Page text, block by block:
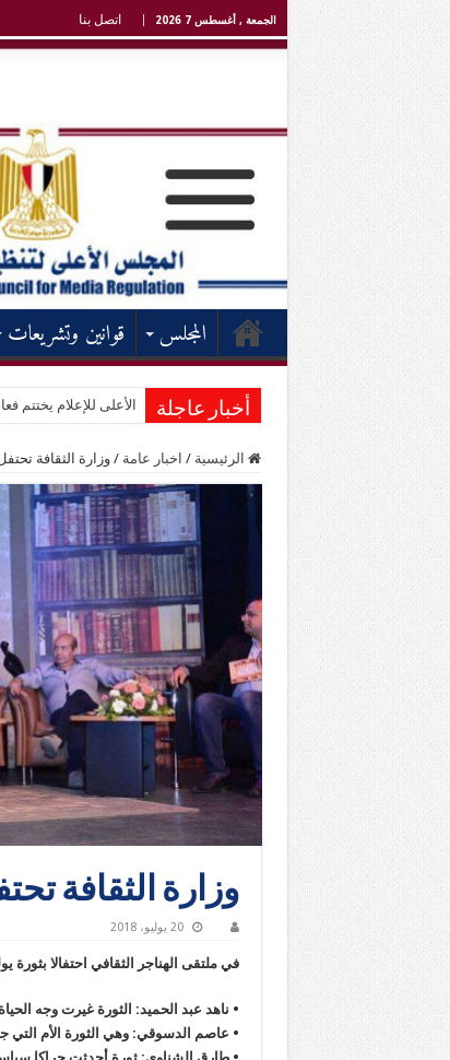
الجمعة , أغسطس 7 2026 اتصل بنا
المجلس قوانين وتشريعات
أخبار عاجلة الأعلى للإعلام يختتم
الرئيسية / اخبار عامة / وزارة الثقافة
وزارة الثقافة
20 يوليو، 2018
في ملتقى الهناجر الثقافي احتفالا بثورة
• ناهد عبد الحميد: الثورة غيرت وجه
• عاصم الدسوقي: وهي الثورة الأم التي